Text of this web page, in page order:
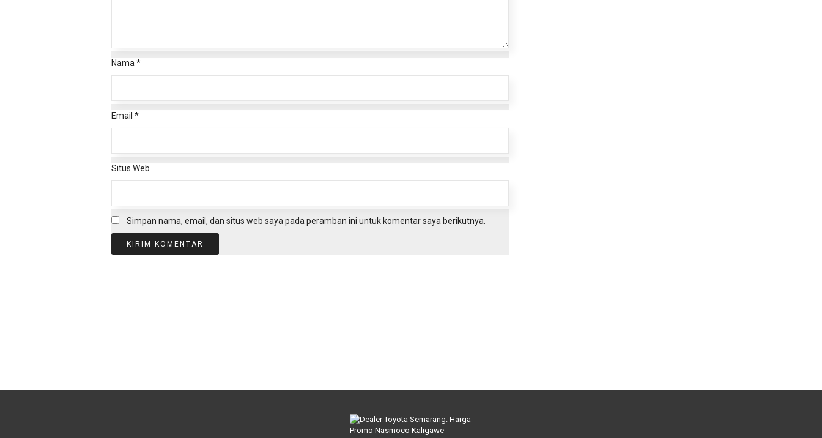
Nama *
Email *
Situs Web
Simpan nama, email, dan situs web saya pada peramban ini untuk komentar saya berikutnya.